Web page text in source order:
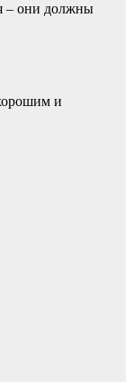
– они должны
и